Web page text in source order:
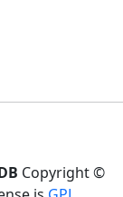
Copyright ©